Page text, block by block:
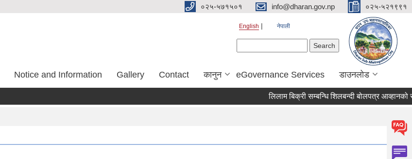
०२५-५७१५०१ info@dharan.gov.np ०२५-५२१९९१
English नेपाली
Notice and Information Gallery Contact कानुन eGovernance Services डाउनलोड
लिलाम बिक्री सम्बन्धि शिलबन्दी बोलपत्र